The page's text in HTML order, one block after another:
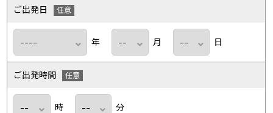
ご出発日
年 月 日
ご出発時間
時 分